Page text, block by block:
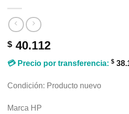
$ 40.112
💳 Precio por transferencia: $
Condición: Producto nuevo
Marca HP